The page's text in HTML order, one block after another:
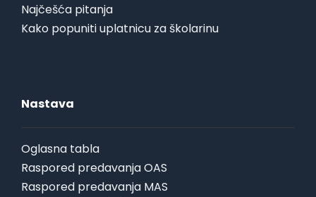
Najčešća pitanja
Kako popuniti uplatnicu za školarinu
Nastava
Oglasna tabla
Raspored predavanja OAS
Raspored predavanja MAS